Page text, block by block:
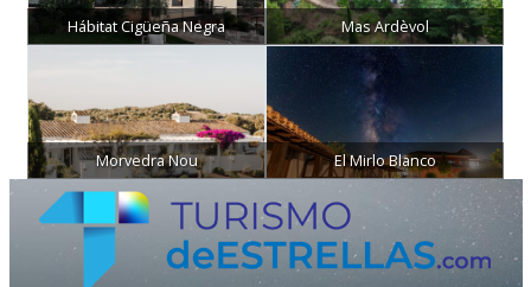
Hábitat Cigüeña Negra Mas Ardèvol
Morvedra Nou El Mirlo Blanco